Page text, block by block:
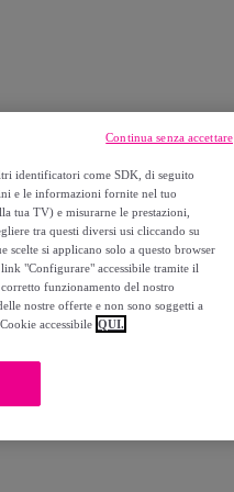
di navigazione.
identificatori come SDK, di seguito
e le informazioni fornite nel tuo
tua TV) e misurarne le prestazioni,
tra questi diversi usi cliccando su
scelte si applicano solo a questo browser
"Configurare" accessibile tramite il
funzionamento del nostro
nostre offerte e non sono soggetti a
accessibile QUI.
Continua senza accettare